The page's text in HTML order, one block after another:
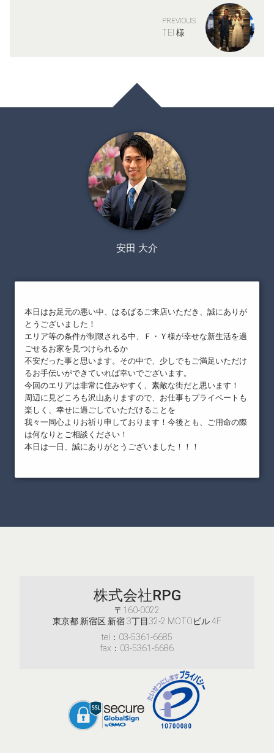
PREVIOUS
TEI 様
安田 大介
本日はお足元の悪い中、はるばるご来店いただき、誠にありが
とうございました！
エリア等の条件が制限される中、Ｆ・Ｙ様が幸せな新生活を過
ごせるお家を見つけられるか
不安だった事と思います。その中で、少しでもご満足いただけ
るお手伝いができていれば幸いでございます。
今回のエリアは非常に住みやすく、素敵な街だと思います！
周辺に見どころも沢山ありますので、お仕事もプライベートも
楽しく、幸せに過ごしていただけることを
我々一同心よりお祈り申しております！今後とも、ご用命の際
は何なりとご相談ください！
本日は一日、誠にありがとうございました！！！
株式会社RPG
〒160-0022
東京都 新宿区 新宿 3丁目32-2 MOTOビル 4F
tel：03-5361-6685
fax：03-5361-6686